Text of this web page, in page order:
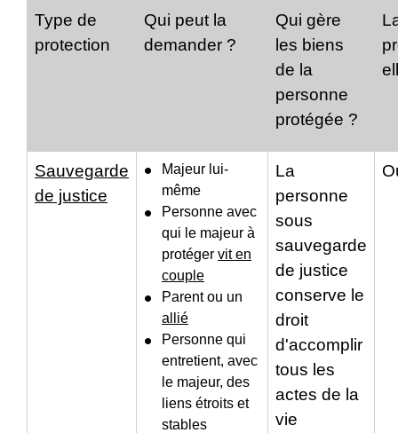
Type de
protection
Qui peut la
demander ?
Qui gère
les biens
de la
personne
protégée ?
Sauvegarde
de justice
Majeur lui-
même
Personne avec
qui le majeur à
protéger vit en
couple
Parent ou un
allié
Personne qui
entretient, avec
le majeur, des
liens étroits et
stables
La
personne
sous
sauvegarde
de justice
conserve le
droit
d'accomplir
tous les
actes de la
vie